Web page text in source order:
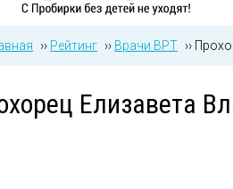
›› Рейтинг ›› Врачи ВРТ ››
Елизавета